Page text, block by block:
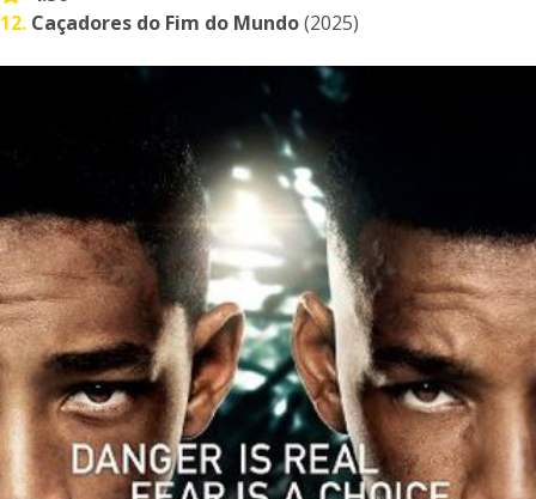
12. Caçadores do Fim do Mundo(2025)